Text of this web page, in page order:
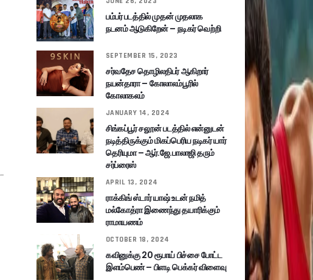
பம்பர் படத்தில் முதன் முதலாக
நடனம் ஆடுகிறேன் – நடிகர் வெற்றி
SEPTEMBER 15, 2023
சர்வதேச தொழிலதிபர் ஆகிறார்
நயன்தாரா – கோலாலம்பூரில்
கோலாகலம்
JANUARY 14, 2024
சிங்கப்பூர் சலூன் படத்தில் என்னுடன்
நடித்திருக்கும் மிகப்பெரிய நடிகர் யார்
தெரியுமா – ஆர்.ஜே.பாலாஜி தரும்
சர்ப்ரைஸ்
APRIL 13, 2024
ராக்கிங் ஸ்டார் யாஷ் உடன் நமித்
மல்கோத்ரா இணைந்து தயாரிக்கும்
ராமாயணம்
OCTOBER 18, 2024
கவினுக்கு 20 ரூபாய் பிச்சை போட்ட
இளம்பெண் – பிளடி பெக்கர் விளைவு